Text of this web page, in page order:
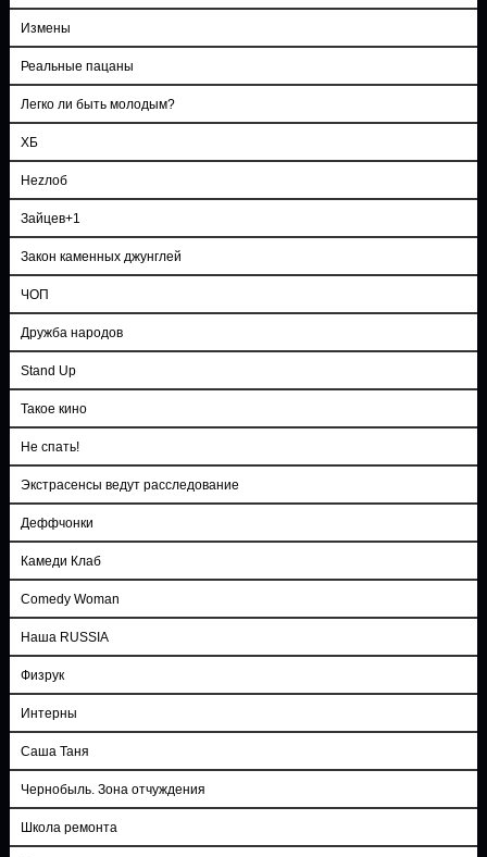
Измены
Реальные пацаны
Легко ли быть молодым?
ХБ
Неzлоб
Зайцев+1
Закон каменных джунглей
ЧОП
Дружба народов
Stand Up
Такое кино
Не спать!
Экстрасенсы ведут расследование
Деффчонки
Камеди Клаб
Comedy Woman
Наша RUSSIA
Физрук
Интерны
Саша Таня
Чернобыль. Зона отчуждения
Школа ремонта